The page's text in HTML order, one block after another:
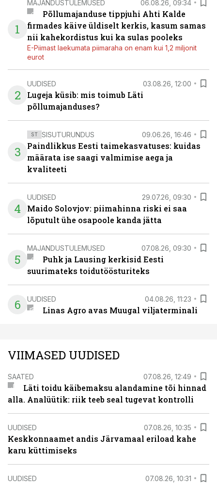
1
MAJANDUSTULEMUSED 06.08.26, 09:34
Põllumajanduse tippjuhi Ahti Kalde
firmades käive üldiselt kerkis, kasum samas
nii kahekordistus kui ka sulas pooleks
E-Piimast laekumata piimaraha on enam kui 1,2 miljonit
eurot
2
UUDISED 03.08.26, 12:00
Lugeja küsib: mis toimub Läti
põllumajanduses?
3
ST SISUTURUNDUS 09.06.26, 16:46
Paindlikkus Eesti taimekasvatuses: kuidas
määrata ise saagi valmimise aega ja
kvaliteeti
4
UUDISED 29.07.26, 09:30
Maido Solovjov: piimahinna riski ei saa
lõputult ühe osapoole kanda jätta
5
MAJANDUSTULEMUSED 07.08.26, 09:30
Puhk ja Lausing kerkisid Eesti
suurimateks toidutöösturiteks
6 UUDISED 04.08.26, 11:23
Linas Agro avas Muugal viljaterminali
VIIMASED UUDISED
SAATED 07.08.26, 12:49
Läti toidu käibemaksu alandamine tõi hinnad
alla. Analüütik: riik teeb seal tugevat kontrolli
UUDISED 07.08.26, 10:35
Keskkonnaamet andis Järvamaal eriload kahe
karu küttimiseks
UUDISED 07.08.26, 10:31